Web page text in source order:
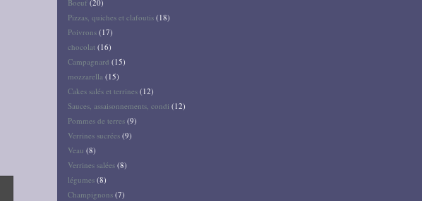
Boeuf (20)
Pizzas, quiches et clafoutis (18)
Poivrons (17)
chocolat (16)
Campagnard (15)
mozzarella (15)
Cakes salés et terrines (12)
Sauces, assaisonnements, condi (12)
Pommes de terres (9)
Verrines sucrées (9)
Veau (8)
Verrines salées (8)
légumes (8)
Champignons (7)